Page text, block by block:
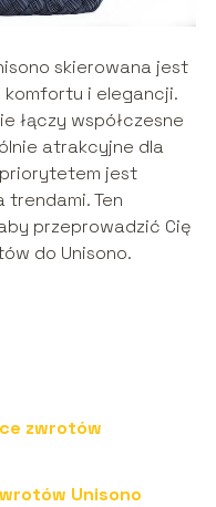
skierowana jest
i elegancji.
łączy współczesne
atrakcyjne dla
jest
trendami. Ten
przeprowadzić Cię
do Unisono.
zwrotów
Unisono